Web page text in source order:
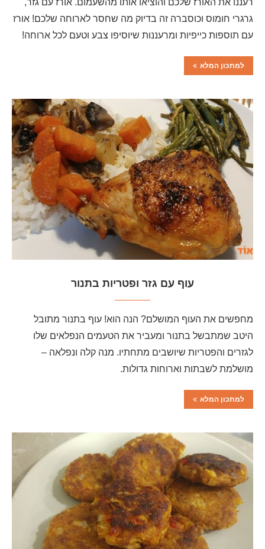
רעננו את האורז שלכם והוציאו אותו מהשעמום. אורז עם גזר,
גרגרי חומוס וכוסברה זה בדיוק מה שחסר לארוחה שלכם! אורז
עם תוספות כייפיות ומרעננות שיוסיפו צבע וטעם לכל ארוחה!
למתכון המלא
עוף עם גזר ופטריות בתנור
מחפשים את העוף המושלם? הנה הוא! עוף בתנור מתובל
היטב שמתבשל בתנור ומעביר את הטעמים הנפלאים שלו
לגזרים והפטריות שיושבים מתחתיו. מנה קלה ונפלאה –
מושלמת לשבתות וארוחות גדולות.
למתכון המלא